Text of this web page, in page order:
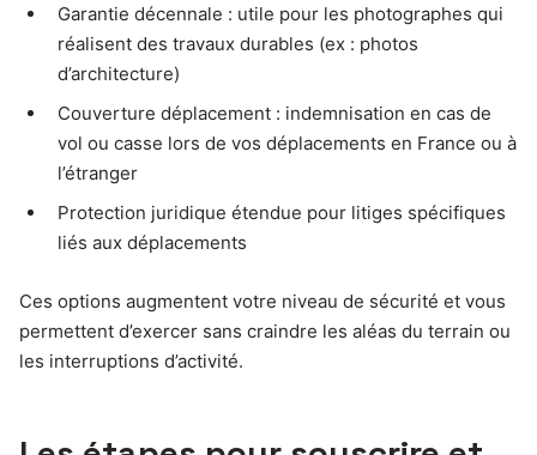
Garantie décennale : utile pour les photographes qui
réalisent des travaux durables (ex : photos
d’architecture)
Couverture déplacement : indemnisation en cas de
vol ou casse lors de vos déplacements en France ou à
l’étranger
Protection juridique étendue pour litiges spécifiques
liés aux déplacements
Ces options augmentent votre niveau de sécurité et vous
permettent d’exercer sans craindre les aléas du terrain ou
les interruptions d’activité.